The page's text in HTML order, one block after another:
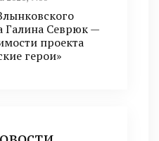
Галина Севрюк —
проекта
герои»